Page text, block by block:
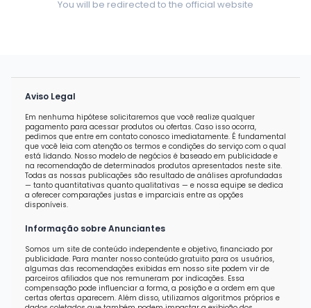
You will be redirected to the official website
Aviso Legal
Em nenhuma hipótese solicitaremos que você realize qualquer
pagamento para acessar produtos ou ofertas. Caso isso ocorra,
pedimos que entre em contato conosco imediatamente. É fundamental
que você leia com atenção os termos e condições do serviço com o qual
está lidando. Nosso modelo de negócios é baseado em publicidade e
na recomendação de determinados produtos apresentados neste site.
Todas as nossas publicações são resultado de análises aprofundadas
— tanto quantitativas quanto qualitativas — e nossa equipe se dedica
a oferecer comparações justas e imparciais entre as opções
disponíveis.
Informação sobre Anunciantes
Somos um site de conteúdo independente e objetivo, financiado por
publicidade. Para manter nosso conteúdo gratuito para os usuários,
algumas das recomendações exibidas em nosso site podem vir de
parceiros afiliados que nos remuneram por indicações. Essa
compensação pode influenciar a forma, a posição e a ordem em que
certas ofertas aparecem. Além disso, utilizamos algoritmos próprios e